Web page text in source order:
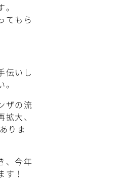
てもら
伝いし
ザの流
大、
りま
、今年
！